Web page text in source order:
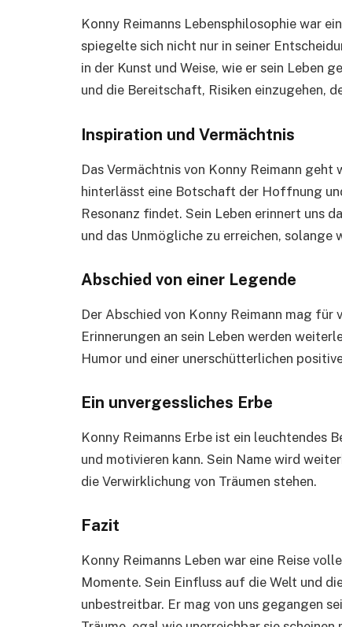
Konny Reimanns Lebensphilosophie war
spiegelte sich nicht nur in seiner
in der Kunst und Weise, wie er sein Leben
und die Bereitschaft, Risiken einzugehen,
Inspiration und Vermächtnis
Das Vermächtnis von Konny Reimann
hinterlässt eine Botschaft der Hoffnung
Resonanz findet. Sein Leben erinnert uns
und das Unmögliche zu erreichen, solange
Abschied von einer Legende
Der Abschied von Konny Reimann mag für
Erinnerungen an sein Leben werden
Humor und einer unerschütterlichen
Ein unvergessliches Erbe
Konny Reimanns Erbe ist ein leuchtendes
und motivieren kann. Sein Name wird
die Verwirklichung von Träumen stehen.
Fazit
Konny Reimanns Leben war eine Reise
Momente. Sein Einfluss auf die Welt und
unbestreitbar. Er mag von uns gegangen